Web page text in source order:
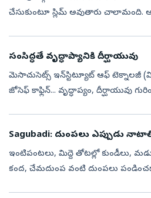
చేసుకుంటూ స్లిమ్‌ అవుతారు చాలామంది.
సంసిద్ధతే వృద్ధాప్యానికి దీర్ఘాయువు
మెసాచుసెట్స్‌ ఇన్‌స్టిట్యూట్‌ ఆఫ్‌ టెక్నాలజీ
జోసెఫ్‌ కాఫ్లిన్‌... వృద్ధాప్యం, దీర్ఘాయువు
Sagubadi: దుంపలు ఎప్పుడు
ఇంటిపంటలు, మిద్దె తోటల్లో కుండీలు,
కంద, చేమదుంప వంటి దుంపలు